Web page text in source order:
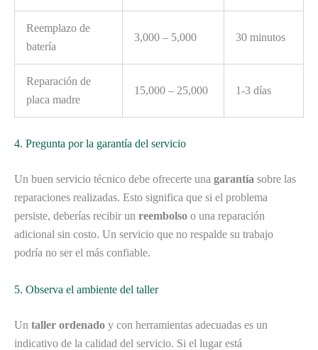
Reemplazo de
batería
3,000 – 5,000 30 minutos
Reparación de
placa madre
15,000 – 25,000 1-3 días
4. Pregunta por la garantía del servicio
Un buen servicio técnico debe ofrecerte una garantía sobre las
reparaciones realizadas. Esto significa que si el problema
persiste, deberías recibir un reembolso o una reparación
adicional sin costo. Un servicio que no respalde su trabajo
podría no ser el más confiable.
5. Observa el ambiente del taller
Un taller ordenado y con herramientas adecuadas es un
indicativo de la calidad del servicio. Si el lugar está